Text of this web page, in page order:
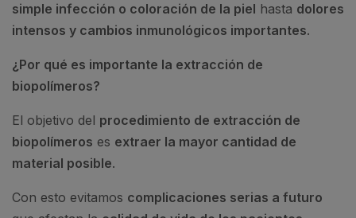
simple infección o coloración de la piel hasta dolores
intensos y cambios inmunológicos importantes.
¿Por qué es importante la extracción de
biopolímeros?
El objetivo del procedimiento de extracción de
biopolímeros es extraer la mayor cantidad de
material posible.
Con esto evitamos complicaciones serias a futuro